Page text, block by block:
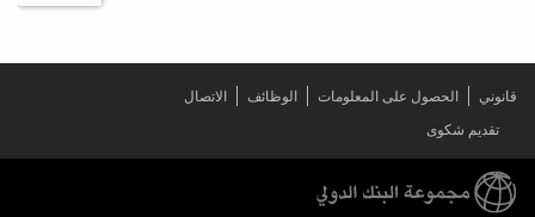
قانوني الحصول على المعلومات الوظائف
الاتصال
تقديم شكوى